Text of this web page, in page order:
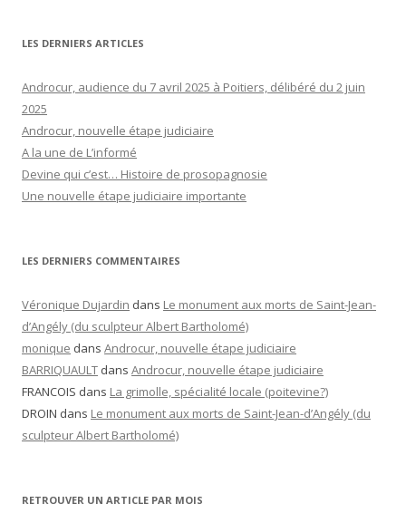
LES DERNIERS ARTICLES
Androcur, audience du 7 avril 2025 à Poitiers, délibéré du 2 juin
2025
Androcur, nouvelle étape judiciaire
A la une de L’informé
Devine qui c’est… Histoire de prosopagnosie
Une nouvelle étape judiciaire importante
LES DERNIERS COMMENTAIRES
Véronique Dujardin dans Le monument aux morts de Saint-Jean-
d’Angély (du sculpteur Albert Bartholomé)
monique dans Androcur, nouvelle étape judiciaire
BARRIQUAULT dans Androcur, nouvelle étape judiciaire
FRANCOIS dans La grimolle, spécialité locale (poitevine?)
DROIN dans Le monument aux morts de Saint-Jean-d’Angély (du
sculpteur Albert Bartholomé)
RETROUVER UN ARTICLE PAR MOIS